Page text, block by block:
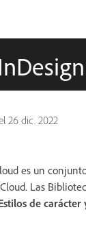
26 dic. 2022
es un
Las
de carácter